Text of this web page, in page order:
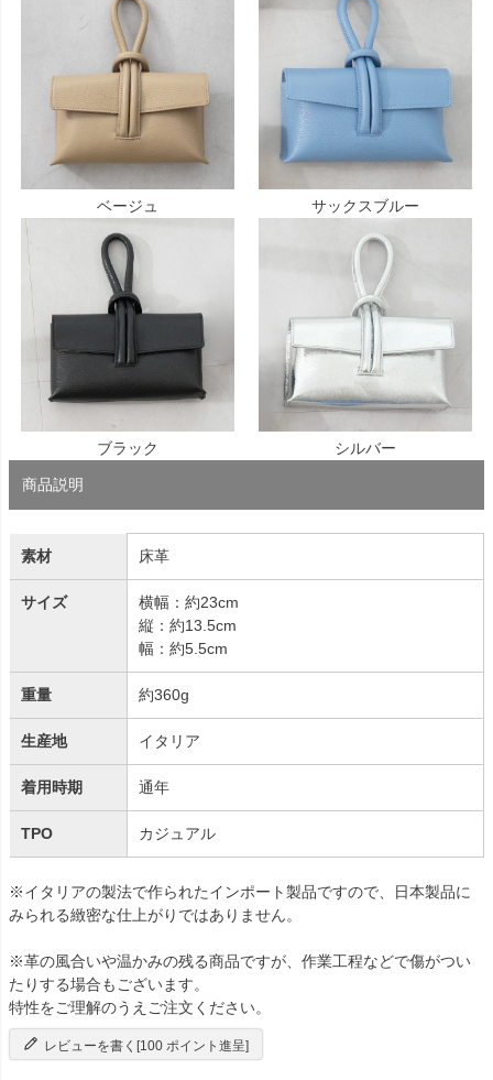
ベージュ サックスブルー
ブラック シルバー
商品説明
素材 床革
サイズ
横幅：約23cm
縦：約13.5cm
幅：約5.5cm
重量 約360g
生産地 イタリア
着用時期 通年
TPO カジュアル
※イタリアの製法で作られたインポート製品ですので、日本製品に
みられる緻密な仕上がりではありません。
※革の風合いや温かみの残る商品ですが、作業工程などで傷がつい
たりする場合もございます。
特性をご理解のうえご注文ください。
レビューを書く[100 ポイント進呈]